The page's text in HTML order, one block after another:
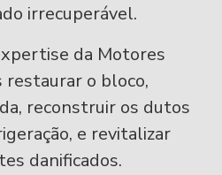
irrecuperável.
da Motores
restaurar o bloco,
reconstruir os dutos
e revitalizar
danificados.